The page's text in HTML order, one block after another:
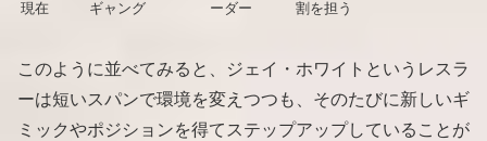
現在
ギャング
ーダー
割を担う
このように並べてみると、ジェイ・ホワイトというレスラ
ーは短いスパンで環境を変えつつも、そのたびに新しいギ
ミックやポジションを得てステップアップしていることが